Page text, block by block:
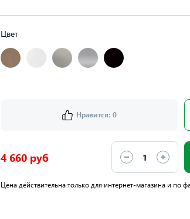
Цвет
Нравится: 0
4 660 руб
Цена действительна только для интернет-магазина и по